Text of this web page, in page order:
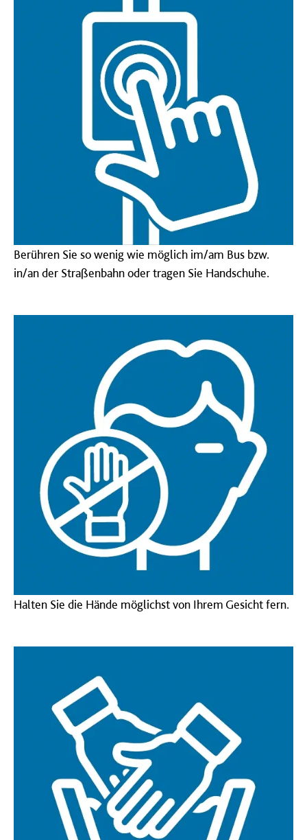
Berühren Sie so wenig wie möglich im/am Bus bzw.
in/an der Straßenbahn oder tragen Sie Handschuhe.
Halten Sie die Hände möglichst von Ihrem Gesicht fern.